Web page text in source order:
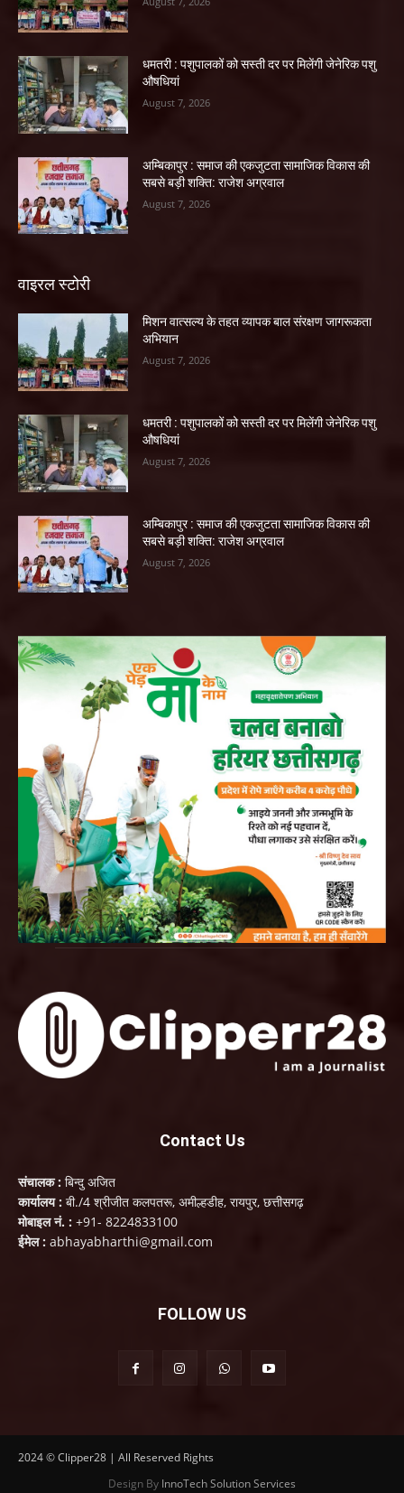
धमतरी : पशुपालकों को सस्ती दर पर मिलेंगी जेनेरिक पशु
औषधियां
August 7, 2026
अम्बिकापुर : समाज की एकजुटता सामाजिक विकास की
सबसे बड़ी शक्ति: राजेश अग्रवाल
August 7, 2026
वाइरल स्टोरी
मिशन वात्सल्य के तहत व्यापक बाल संरक्षण जागरूकता
अभियान
August 7, 2026
धमतरी : पशुपालकों को सस्ती दर पर मिलेंगी जेनेरिक पशु
औषधियां
August 7, 2026
अम्बिकापुर : समाज की एकजुटता सामाजिक विकास की
सबसे बड़ी शक्ति: राजेश अग्रवाल
August 7, 2026
Contact Us
संचालक : बिन्दु अजित
कार्यालय : बी./4 श्रीजीत कलपतरू, अमील्हडीह, रायपुर, छत्तीसगढ़
मोबाइल नं. : +91- 8224833100
ईमेल : abhayabharthi@gmail.com
FOLLOW US
2024 © Clipper28 | All Reserved Rights
Design By InnoTech Solution Services